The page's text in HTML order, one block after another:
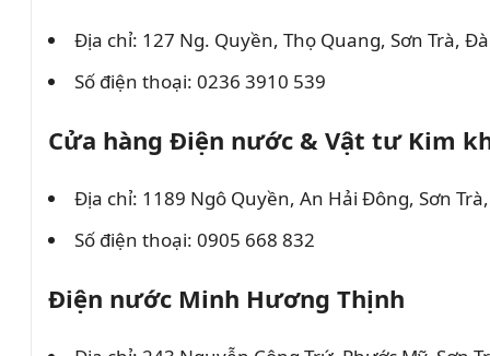
Địa chỉ: 127 Ng. Quyền, Thọ Quang, Sơn Trà,
Số điện thoại: 0236 3910 539
Cửa hàng Điện nước & Vật tư Kim
Địa chỉ: 1189 Ngô Quyền, An Hải Đông, Sơn
Số điện thoại: 0905 668 832
Điện nước Minh Hương Thịnh